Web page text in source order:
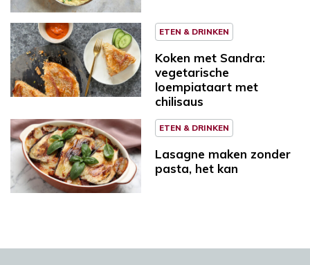
ETEN & DRINKEN
Koken met Sandra:
vegetarische
loempiataart met
chilisaus
ETEN & DRINKEN
Lasagne maken zonder
pasta, het kan